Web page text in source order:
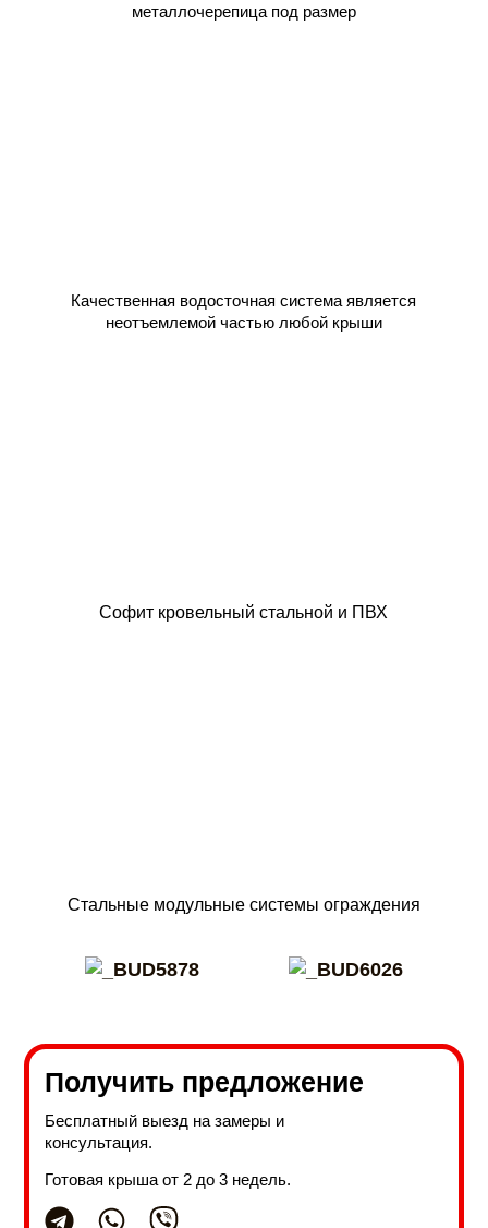
металлочерепица под размер
Качественная водосточная система является
неотъемлемой частью любой крыши
Софит кровельный стальной и ПВХ
Стальные модульные системы ограждения
Получить предложение
Бесплатный выезд на замеры и
консультация.
Готовая крыша от 2 до 3 недель.